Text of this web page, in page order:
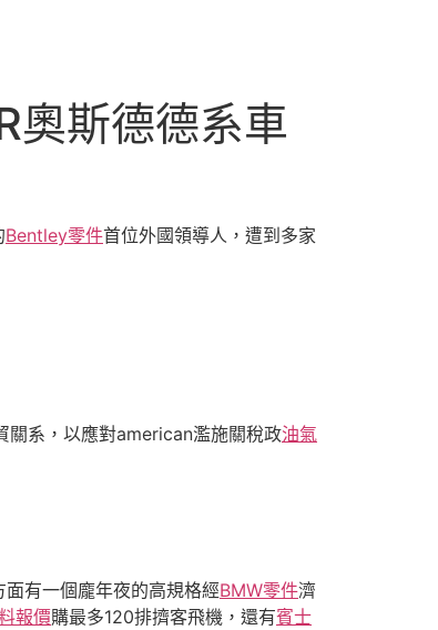
奧斯德德系車
Bentley零件首位外國領導人，遭到多家
關系，以應對american濫施關稅政油氣
有一個龐年夜的高規格經BMW零件濟
報價購最多120排擠客飛機，還有賓士